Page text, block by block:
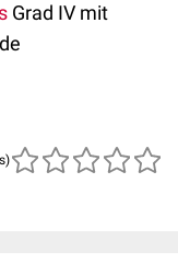
Grad IV mit